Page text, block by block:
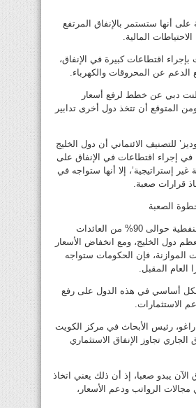
أنها ستستمر بالإنفاق المرتفع
المالية.
اقتطاعات كبيرة في الإنفاق،
عن المحروقات والكهرباء.
دبي عن خطط لرفع أسعار
ومن المتوقع أن تتخذ دول أخرى تدابير
للتصنيف الائتماني أن دول الخليج
في إجراء اقتطاعات في الإنفاق على
غير إستراتيجية’، إلا أنها ستواجه في
قرارات صعبة.
الصعبة
تشكل العائدات النفطية حوالى 90% من العائدات
دول الخليج، ومع انخفاض الأسعار
الموازنة، فإن الحكومات ستواجه
المقبل.
أساسي في هذه الدول على رفع
الاستثمارات.
راغو، رئيس الأبحاث في مركز الكويت
الجاري تجاوز الإنفاق الاستثماري
يبدو صعبا، إذ أن ذلك يعني اتخاذ
الرواتب ودعم الأسعار،